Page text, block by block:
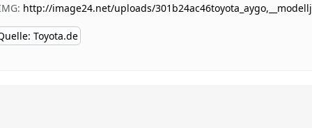
http://image24.net/uploads/
Toyota.de